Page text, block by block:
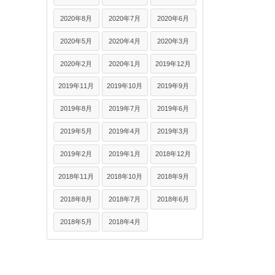
2020年8月 2020年7月 2020年6月
2020年5月 2020年4月 2020年3月
2020年2月 2020年1月 2019年12月
2019年11月 2019年10月 2019年9月
2019年8月 2019年7月 2019年6月
2019年5月 2019年4月 2019年3月
2019年2月 2019年1月 2018年12月
2018年11月 2018年10月 2018年9月
2018年8月 2018年7月 2018年6月
2018年5月 2018年4月